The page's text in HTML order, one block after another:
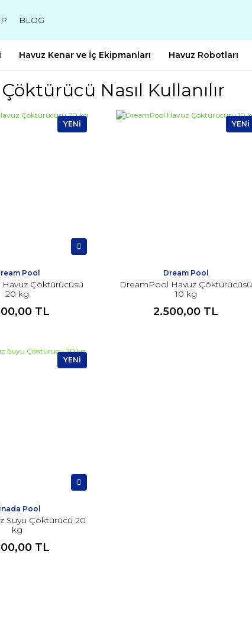
BLOG
Havuz Kenar ve İç Ekipmanları Havuz Robotları
Nasıl Kullanılır
YENİ
Pool
Çöktürücüsü
20 kg
TL
YENİ
Dream Pool
DreamPool Havuz Çöktürücüsü
10 kg
2.500,00 TL
YENİ
Pool
Suyu Çöktürücü 20
kg
TL